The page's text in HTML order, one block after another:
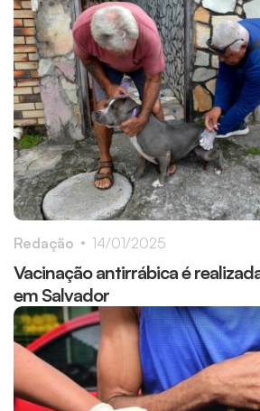
Vacinação antirrábica é
em Salvador
Redação 14/01/2025